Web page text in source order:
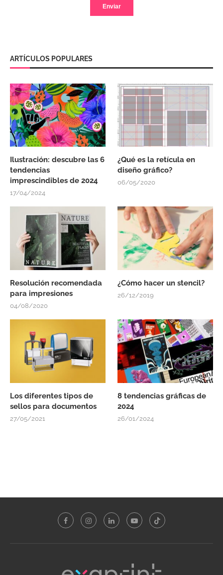
ARTÍCULOS POPULARES
Ilustración: descubre las 6
tendencias
imprescindibles de 2024
17/04/2024
¿Qué es la retícula en
diseño gráfico?
06/05/2020
Resolución recomendada
para impresiones
04/08/2020
¿Cómo hacer un stencil?
26/12/2019
Los diferentes tipos de
sellos para documentos
27/05/2021
8 tendencias gráficas de
2024
26/01/2024